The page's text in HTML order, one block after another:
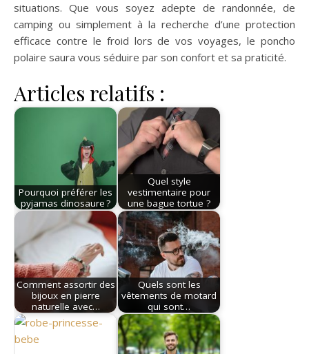
situations. Que vous soyez adepte de randonnée, de
camping ou simplement à la recherche d’une protection
efficace contre le froid lors de vos voyages, le poncho
polaire saura vous séduire par son confort et sa praticité.
Articles relatifs :
Pourquoi préférer les
pyjamas dinosaure ?
Quel style
vestimentaire pour
une bague tortue ?
Comment assortir des
bijoux en pierre
naturelle avec…
Quels sont les
vêtements de motard
qui sont…